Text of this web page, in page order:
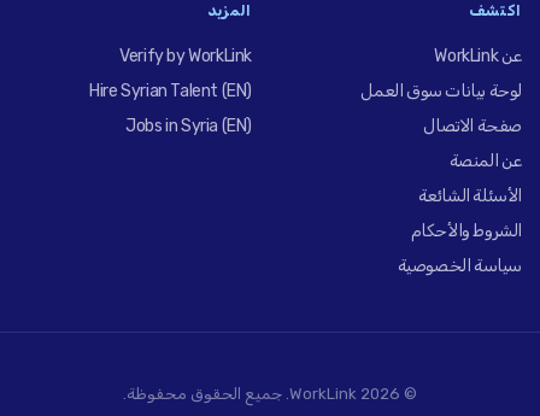
اكتشف
عن WorkLink
لوحة بيانات سوق العمل
صفحة الاتصال
عن المنصة
الأسئلة الشائعة
الشروط والأحكام
سياسة الخصوصية
المزيد
Verify by WorkLink
Hire Syrian Talent (EN)
Jobs in Syria (EN)
© 2026 WorkLink. جميع الحقوق محفوظة.